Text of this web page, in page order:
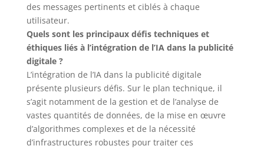
des messages pertinents et ciblés à chaque
utilisateur.
Quels sont les principaux défis techniques et
éthiques liés à l’intégration de l’IA dans la publicité
digitale ?
L’intégration de l’IA dans la publicité digitale
présente plusieurs défis. Sur le plan technique, il
s’agit notamment de la gestion et de l’analyse de
vastes quantités de données, de la mise en œuvre
d’algorithmes complexes et de la nécessité
d’infrastructures robustes pour traiter ces